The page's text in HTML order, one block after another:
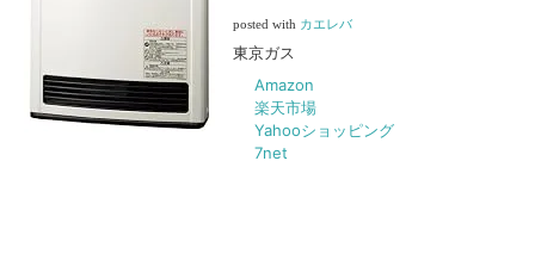
posted with カエレバ
東京ガス
Amazon
楽天市場
Yahooショッピング
7net